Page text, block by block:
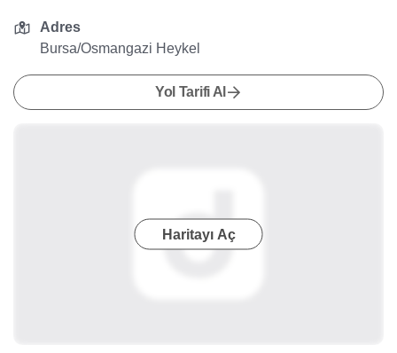
Adres
Bursa/Osmangazi Heykel
Yol Tarifi Al
Haritayı Aç